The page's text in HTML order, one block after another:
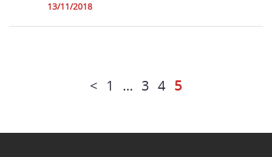
13/11/2018
< 1 … 3 4 5